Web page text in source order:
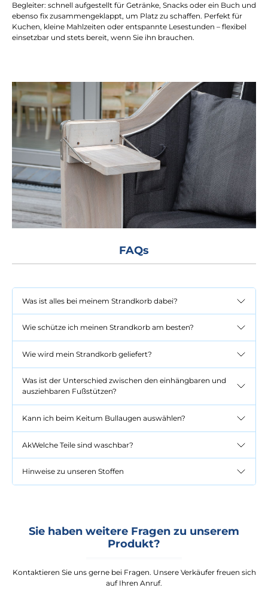
Begleiter: schnell aufgestellt für Getränke, Snacks oder ein Buch und
ebenso fix zusammengeklappt, um Platz zu schaffen. Perfekt für
Kuchen, kleine Mahlzeiten oder entspannte Lesestunden – flexibel
einsetzbar und stets bereit, wenn Sie ihn brauchen.
FAQs
Was ist alles bei meinem Strandkorb dabei?
Wie schütze ich meinen Strandkorb am besten?
Wie wird mein Strandkorb geliefert?
Was ist der Unterschied zwischen den einhängbaren und
ausziehbaren Fußstützen?
Kann ich beim Keitum Bullaugen auswählen?
AkWelche Teile sind waschbar?
Hinweise zu unseren Stoffen
Sie haben weitere Fragen zu unserem
Produkt?
Kontaktieren Sie uns gerne bei Fragen. Unsere Verkäufer freuen sich
auf Ihren Anruf.